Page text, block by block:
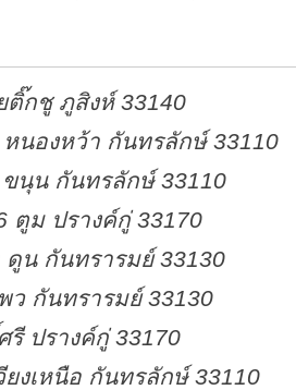
ติ๊กชู ภูสิงห์ 33140
นองหว้า กันทรลักษ์ 33110
นุน กันทรลักษ์ 33110
ตูม ปรางค์กู่ 33170
ดูน กันทรารมย์ 33130
ว กันทรารมย์ 33130
รี ปรางค์กู่ 33170
ยงเหนือ กันทรลักษ์ 33110